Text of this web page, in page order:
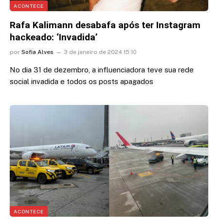
ACONTECE
Rafa Kalimann desabafa após ter Instagram
hackeado: ‘Invadida’
por Sofia Alves 3 de janeiro de 2024 15:10
No dia 31 de dezembro, a influenciadora teve sua rede
social invadida e todos os posts apagados
ACONTECE